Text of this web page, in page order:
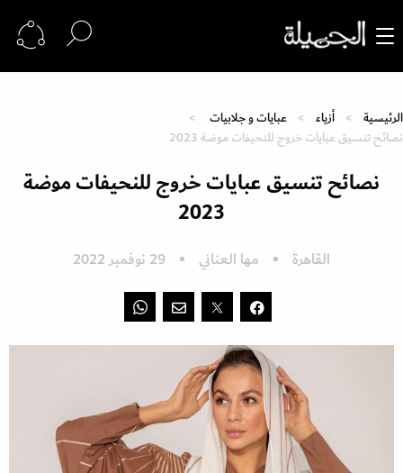
الرئيسية أزياء
عبايات و جلابيات
نصائح تنسيق عبايات خروج للنحيفات موضة 2023
نصائح تنسيق عبايات خروج للنحيفات موضة
2023
القاهرة مها العناني 29 نوفمبر 2022